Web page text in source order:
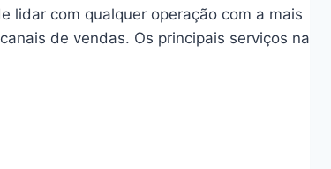
lidar com qualquer operação com a mais
de vendas. Os principais serviços na